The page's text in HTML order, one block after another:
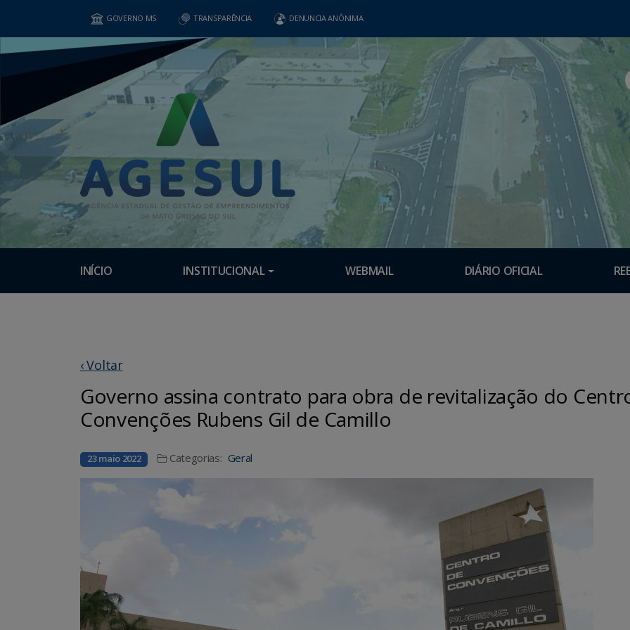
GOVERNO MS TRANSPARÊNCIA DENUNCIA ANÔNIMA
INÍCIO INSTITUCIONAL WEBMAIL DIÁRIO OFICIAL
‹ Voltar
Governo assina contrato para obra de revitalização do
Convenções Rubens Gil de Camillo
23 maio 2022 Categorias: Geral